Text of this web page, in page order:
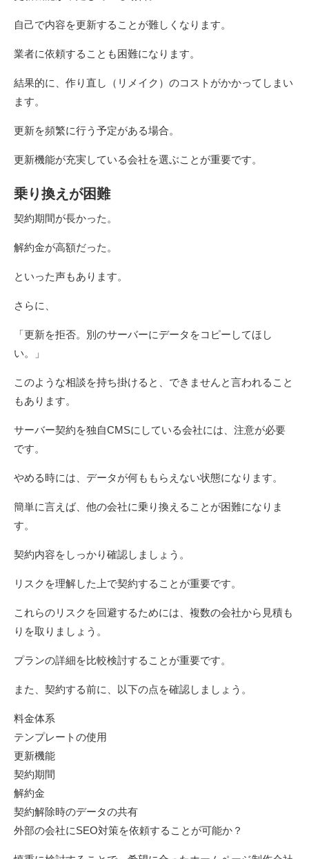
自己で内容を更新することが難しくなります。
業者に依頼することも困難になります。
結果的に、作り直し（リメイク）のコストがかかってしまい
ます。
更新を頻繁に行う予定がある場合。
更新機能が充実している会社を選ぶことが重要です。
乗り換えが困難
契約期間が長かった。
解約金が高額だった。
といった声もあります。
さらに、
「更新を拒否。別のサーバーにデータをコピーしてほし
い。」
このような相談を持ち掛けると、できませんと言われること
もあります。
サーバー契約を独自CMSにしている会社には、注意が必要
です。
やめる時には、データが何ももらえない状態になります。
簡単に言えば、他の会社に乗り換えることが困難になりま
す。
契約内容をしっかり確認しましょう。
リスクを理解した上で契約することが重要です。
これらのリスクを回避するためには、複数の会社から見積も
りを取りましょう。
プランの詳細を比較検討することが重要です。
また、契約する前に、以下の点を確認しましょう。
料金体系
テンプレートの使用
更新機能
契約期間
解約金
契約解除時のデータの共有
外部の会社にSEO対策を依頼することが可能か？